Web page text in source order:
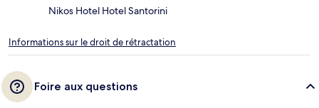
Nikos Hotel Hotel Santorini
Informations sur le droit de rétractation
Foire aux questions